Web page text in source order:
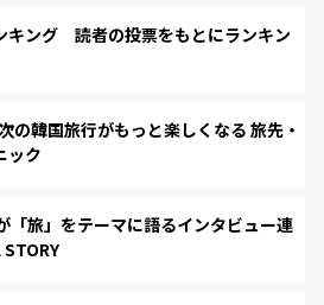
キング 読者の投票をもとにランキン
韓国旅行がもっと楽しくなる 旅先・
ック
「旅」をテーマに語るインタビュー連
STORY